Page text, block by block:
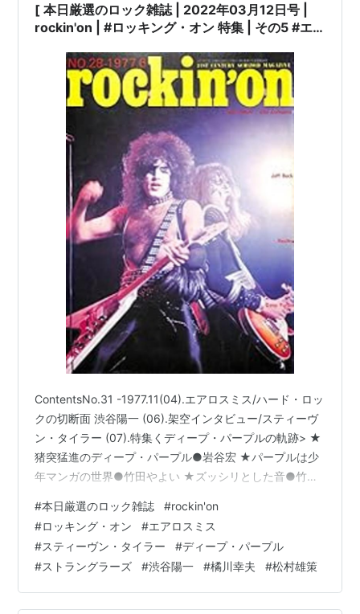
[ 本日厳選のロック雑誌 | 2022年03月12日号 |
rockin'on | #ロッキング・オン 特集 | その5 #エ
パープル #ストラングラーズ 渋谷陽一 橘川幸夫
松村雄策 他 |
ContentsNo.31 -1977.11(04).エアロスミス/ハード・ロッ
クの切断面 渋谷陽一 (06).架空インタビュー/スティーヴ
ン・タイラー (07).特集くディープ・パープルの軌跡> ★
猪突猛進のディープ・パープル●岩谷宏 ★パープルは少
年マンガの世界●竹田やよい ★ズッシリとした音●竹場
(13).斉藤陽一写真シリーズ20(17).遅れてきた特集くパン
ク> ★私が聞いたパンク●岩谷宏 ★パンクは産みの苦し
み/ジャム●たぐちくにこ★インタビュー/ストラングラー
ズ (22).渋松対談パート1/ボブ・ウェルチくフレンチ・キ
ッスンをめ…
#本日厳選のロック雑誌 #rockin'on
#ロッキング・オン #エアロスミス
#スティーヴン・タイラー #ディープ・パープル
#ストラングラーズ #渋谷陽一 #橘川幸夫 #松村雄策